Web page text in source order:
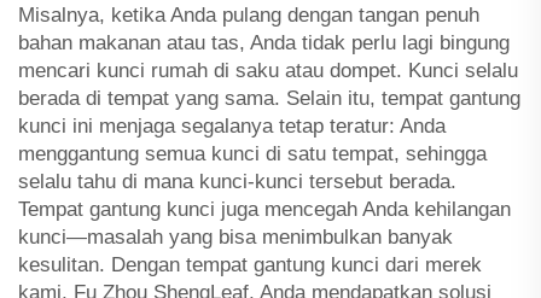
Misalnya, ketika Anda pulang dengan tangan penuh
bahan makanan atau tas, Anda tidak perlu lagi bingung
mencari kunci rumah di saku atau dompet. Kunci selalu
berada di tempat yang sama. Selain itu, tempat gantung
kunci ini menjaga segalanya tetap teratur: Anda
menggantung semua kunci di satu tempat, sehingga
selalu tahu di mana kunci-kunci tersebut berada.
Tempat gantung kunci juga mencegah Anda kehilangan
kunci—masalah yang bisa menimbulkan banyak
kesulitan. Dengan tempat gantung kunci dari merek
kami, Fu Zhou ShengLeaf, Anda mendapatkan solusi